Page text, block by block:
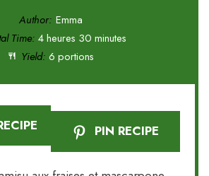
Author: Emma
Time: 4 heures 30 minutes
Yield: 6 portions
PIN RECIPE